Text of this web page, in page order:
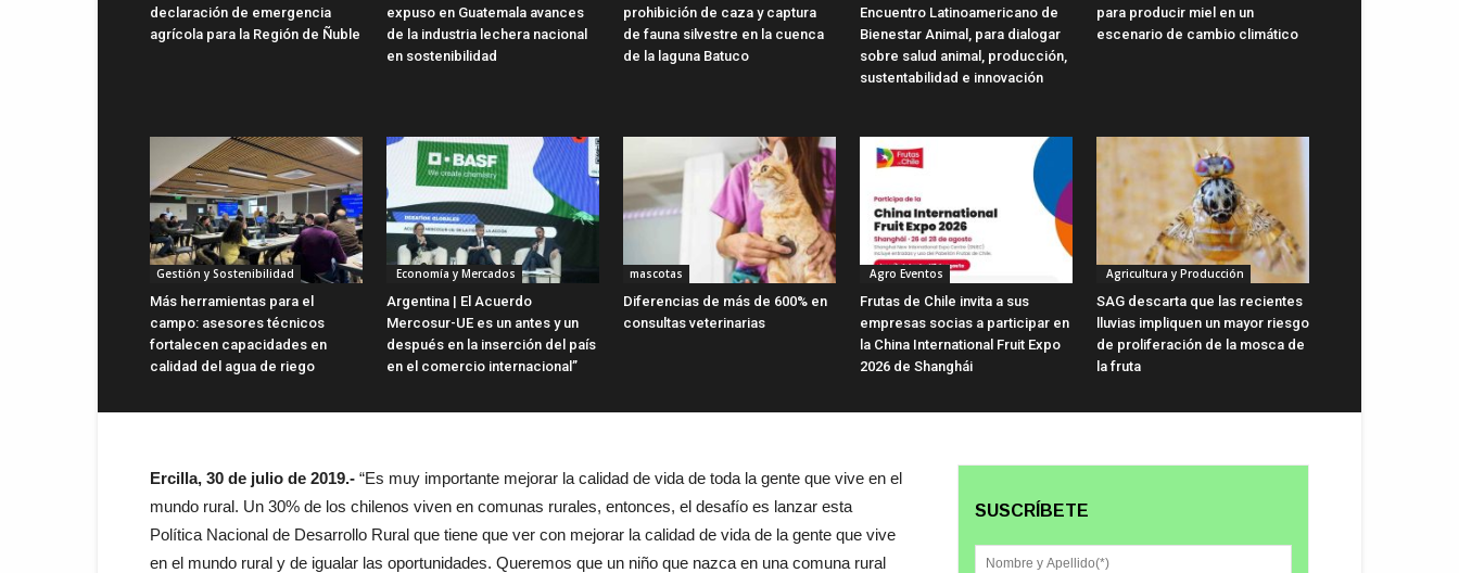
declaración de emergencia
agrícola para la Región de Ñuble
expuso en Guatemala avances
de la industria lechera nacional
en sostenibilidad
prohibición de caza y captura
de fauna silvestre en la cuenca
de la laguna Batuco
Encuentro Latinoamericano de
Bienestar Animal, para dialogar
sobre salud animal, producción,
sustentabilidad e innovación
para producir miel en un
escenario de cambio climático
Gestión y Sostenibilidad
Más herramientas para el
campo: asesores técnicos
fortalecen capacidades en
calidad del agua de riego
Economía y Mercados
Argentina | El Acuerdo
Mercosur-UE es un antes y un
después en la inserción del país
en el comercio internacional”
mascotas
Diferencias de más de 600% en
consultas veterinarias
Agro Eventos
Frutas de Chile invita a sus
empresas socias a participar en
la China International Fruit Expo
2026 de Shanghái
Agricultura y Producción
SAG descarta que las recientes
lluvias impliquen un mayor riesgo
de proliferación de la mosca de
la fruta
Ercilla, 30 de julio de 2019.- “Es muy importante mejorar la calidad de vida de toda la gente que vive en el
mundo rural. Un 30% de los chilenos viven en comunas rurales, entonces, el desafío es lanzar esta
Política Nacional de Desarrollo Rural que tiene que ver con mejorar la calidad de vida de la gente que vive
en el mundo rural y de igualar las oportunidades. Queremos que un niño que nazca en una comuna rural
SUSCRÍBETE